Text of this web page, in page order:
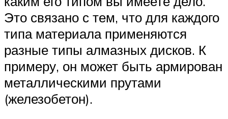
Это связано с тем, что для каждого
типа материала применяются
разные типы алмазных дисков. К
примеру, он может быть армирован
металлическими прутами
(железобетон).